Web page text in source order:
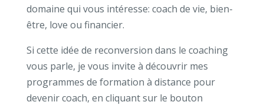
domaine qui vous intéresse: coach de vie, bien-
être, love ou financier.
Si cette idée de reconversion dans le coaching
vous parle, je vous invite à découvrir mes
programmes de formation à distance pour
devenir coach, en cliquant sur le bouton